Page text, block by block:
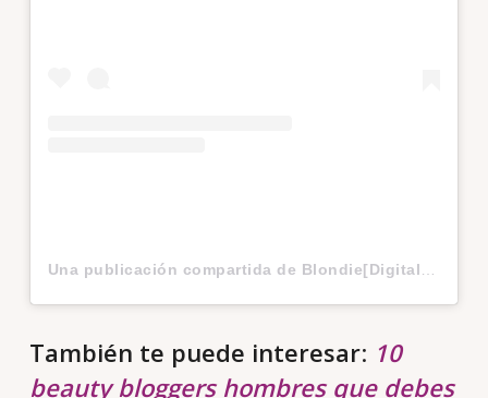
Una publicación compartida de Blondie[Digital Beauty Editor] (@hildelisab)
También te puede interesar: 10
beauty bloggers hombres que debes